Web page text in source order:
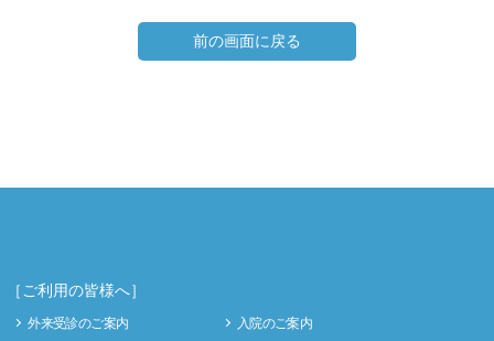
前の画面に戻る
［ご利用の皆様へ］
外来受診のご案内
入院のご案内